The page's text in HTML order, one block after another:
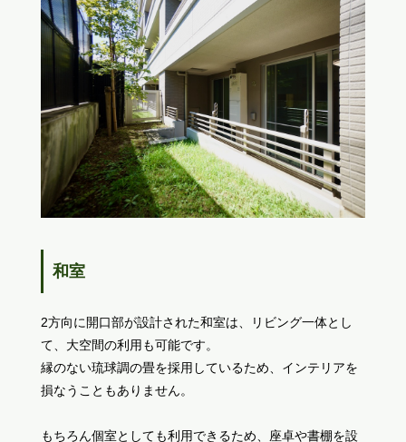
和室
2方向に開口部が設計された和室は、リビング一体とし
て、大空間の利用も可能です。
縁のない琉球調の畳を採用しているため、インテリアを
損なうこともありません。
もちろん個室としても利用できるため、座卓や書棚を設